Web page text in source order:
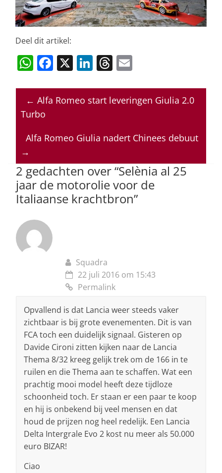
Deel dit artikel:
W
at
s
p
p
F
c
e
o
o
k
X Li
k
e
n
T
re
a
s
ai
l
← Alfa Romeo start leveringen Giulia 2.0
Turbo
Alfa Romeo Giulia nadert Chinees debuut
→
2 gedachten over “Selènia al 25
jaar de motorolie voor de
Italiaanse krachtbron”
Squadra
22 juli 2016 om 15:43
Permalink
Opvallend is dat Lancia weer steeds vaker
zichtbaar is bij grote evenementen. Dit is van
FCA toch een duidelijk signaal. Gisteren op
Davide Cironi zitten kijken naar de Lancia
Thema 8/32 kreeg gelijk trek om de 166 in te
ruilen en die Thema aan te schaffen. Wat een
prachtig mooi model heeft deze tijdloze
schoonheid toch. Er staan er een paar te koop
en hij is onbekend bij veel mensen en dat
houd de prijzen nog heel redelijk. Een Lancia
Delta Intergrale Evo 2 kost nu meer als 50.000
euro BIZAR!
Ciao